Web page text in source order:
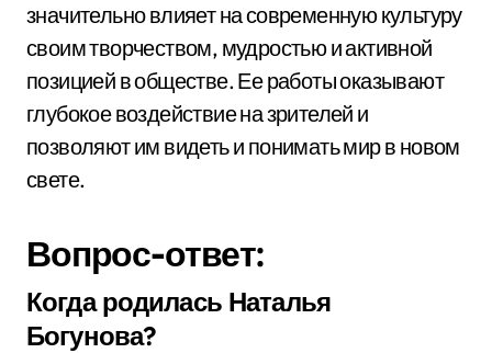
значительно влияет на современную культуру
своим творчеством, мудростью и активной
позицией в обществе. Ее работы оказывают
глубокое воздействие на зрителей и
позволяют им видеть и понимать мир в новом
свете.
Вопрос-ответ:
Когда родилась Наталья
Богунова?